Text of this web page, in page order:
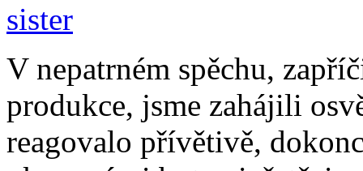
V nepatrném spěchu,
produkce, jsme zahájili
reagovalo přívětivě,